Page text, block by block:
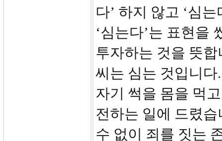
다’ 하지 않고 ‘심
‘심는다’는 표현을
투자하는 것을 뜻
씨는 심는 것입니
자기 썩을 몸을 먹
전하는 일에 드렸
수 없이 죄를 짓는